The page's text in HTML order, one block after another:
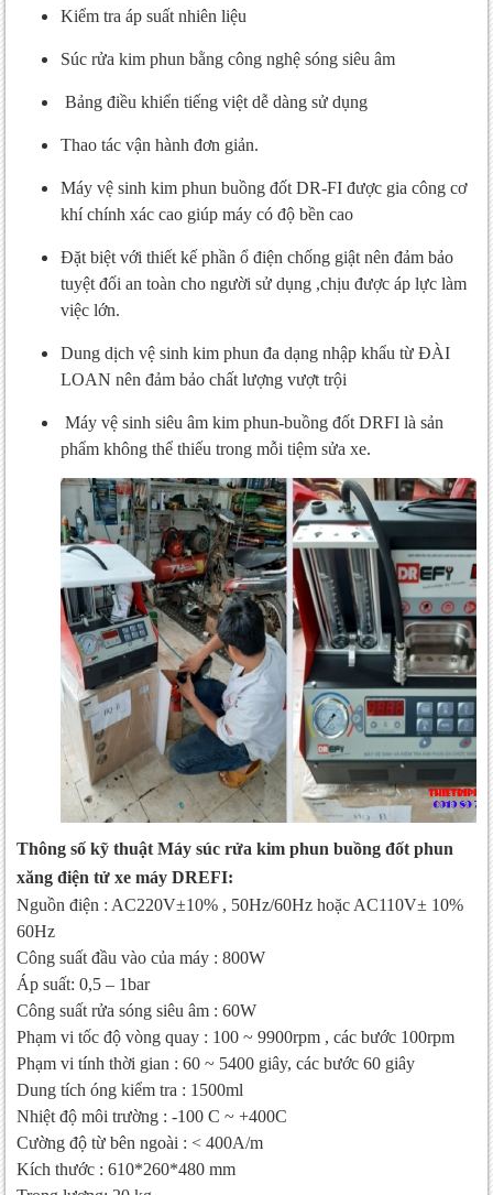
Kiểm tra áp suất nhiên liệu
Súc rửa kim phun bằng công nghệ sóng siêu âm
Bảng điều khiển tiếng việt dễ dàng sử dụng
Thao tác vận hành đơn giản.
Máy vệ sinh kim phun buồng đốt DR-FI được gia công cơ
khí chính xác cao giúp máy có độ bền cao
Đặt biệt với thiết kế phần ổ điện chống giật nên đảm bảo
tuyệt đối an toàn cho người sử dụng ,chịu được áp lực làm
việc lớn.
Dung dịch vệ sinh kim phun đa dạng nhập khẩu từ ĐÀI
LOAN nên đảm bảo chất lượng vượt trội
Máy vệ sinh siêu âm kim phun-buồng đốt DRFI là sản
phẩm không thể thiếu trong mỗi tiệm sửa xe.
Thông số kỹ thuật Máy súc rửa kim phun buồng đốt phun
xăng điện tử xe máy DREFI:
Nguồn điện : AC220V±10% , 50Hz/60Hz hoặc AC110V± 10%
60Hz
Công suất đầu vào của máy : 800W
Áp suất: 0,5 – 1bar
Công suất rửa sóng siêu âm : 60W
Phạm vi tốc độ vòng quay : 100 ~ 9900rpm , các bước 100rpm
Phạm vi tính thời gian : 60 ~ 5400 giây, các bước 60 giây
Dung tích óng kiểm tra : 1500ml
Nhiệt độ môi trường : -100 C ~ +400C
Cường độ từ bên ngoài : < 400A/m
Kích thước : 610*260*480 mm